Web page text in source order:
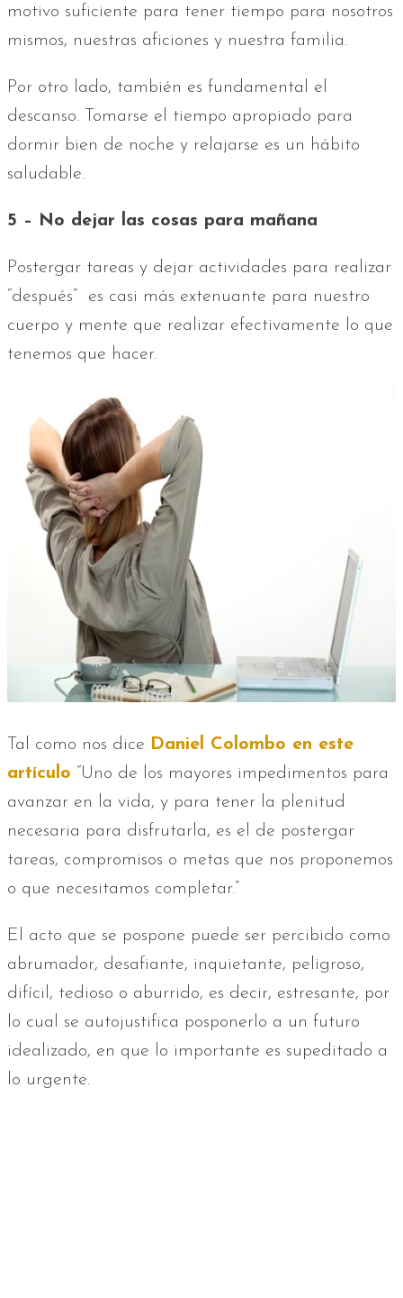
motivo suficiente para tener tiempo para nosotros
mismos, nuestras aficiones y nuestra familia.
Por otro lado, también es fundamental el
descanso. Tomarse el tiempo apropiado para
dormir bien de noche y relajarse es un hábito
saludable.
5 – No dejar las cosas para mañana
Postergar tareas y dejar actividades para realizar
“después” es casi más extenuante para nuestro
cuerpo y mente que realizar efectivamente lo que
tenemos que hacer.
Tal como nos dice Daniel Colombo en este
artículo “Uno de los mayores impedimentos para
avanzar en la vida, y para tener la plenitud
necesaria para disfrutarla, es el de postergar
tareas, compromisos o metas que nos proponemos
o que necesitamos completar.”
El acto que se pospone puede ser percibido como
abrumador, desafiante, inquietante, peligroso,
difícil, tedioso o aburrido, es decir, estresante, por
lo cual se autojustifica posponerlo a un futuro
idealizado, en que lo importante es supeditado a
lo urgente.